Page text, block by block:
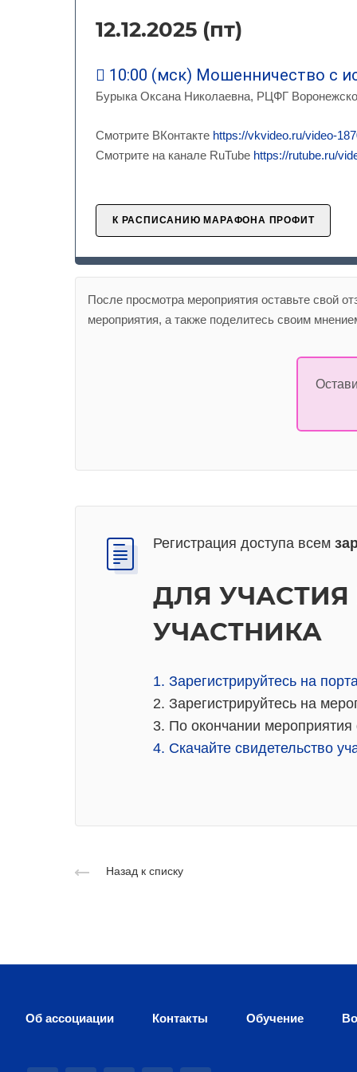
12.12.2025 (пт)
10:00 (мск) Мошенничество с
Бурыка Оксана Николаевна, РЦФГ
Смотрите ВКонтакте https://vkvideo.ru/video-
Смотрите на канале RuTube https://rutube.ru/
К РАСПИСАНИЮ МАРАФОНА ПРОФИТ
После просмотра мероприятия оставьте свой
мероприятия, а также поделитесь своим
Регистрация доступа всем
ДЛЯ
УЧАСТНИКА
1. Зарегистрируйтесь на
2. Зарегистрируйтесь на
3. По окончании
4. Скачайте свидетельство
Назад к списку
Об ассоциации Контакты Обучение